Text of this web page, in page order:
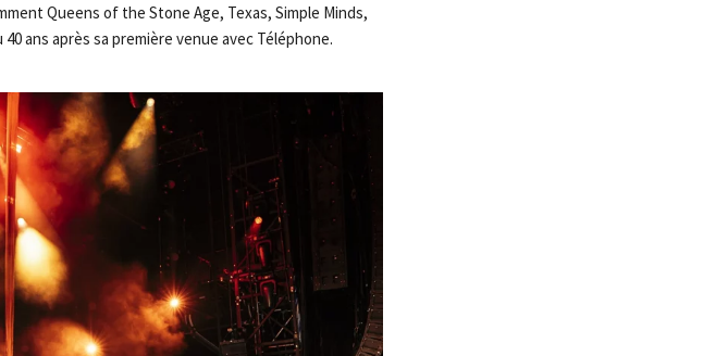
Queens of the Stone Age, Texas, Simple Minds,
ans après sa première venue avec Téléphone.